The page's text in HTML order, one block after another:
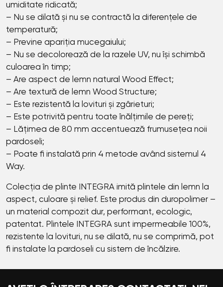
umiditate ridicată;
– Nu se dilată și nu se contractă la diferențele de
temperatură;
– Previne apariția mucegaiului;
– Nu se decolorează de la razele UV, nu își schimbă
culoarea în timp;
– Are aspect de lemn natural Wood Effect;
– Are textură de lemn Wood Structure;
– Este rezistentă la lovituri și zgârieturi;
– Este potrivită pentru toate înălțimile de pereți;
– Lățimea de 80 mm accentuează frumusețea noii
pardoseli;
– Poate fi instalată prin 4 metode având sistemul 4
Way.
Colecția de plinte INТЕGRА imită plintele din lemn la
aspect, culoare și relief. Este produs din duropolimer –
un material compozit dur, performant, ecologic,
patentat. Plintele INТЕGRА sunt impermeabile 100%,
rezistente la lovituri, nu se dilată, nu se comprimă, pot
fi instalate la pardoseli cu sistem de încălzire.